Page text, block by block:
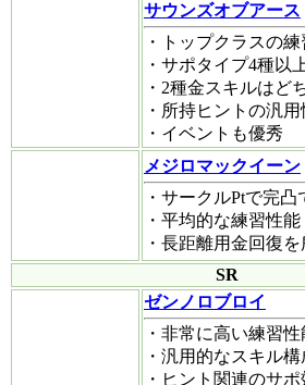
サウンズオブアース
・トップクラスの
・サポタイプ4種以
・2種金スキルはど
・所持ヒントの汎
・イベントも優秀
メジロマックイーン
・サークルPtで完凸
・平均的な練習性能
・長距離用金回復
SR
ゼンノロブロイ
・非常に高い練習性
・汎用的なスキル構
・ヒント関連のサ